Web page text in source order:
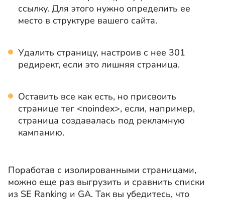
ссылку. Для этого нужно определить ее
место в структуре вашего сайта.
Удалить страницу, настроив с нее 301
редирект, если это лишняя страница.
Оставить все как есть, но присвоить
странице тег <noindex>, если, например,
страница создавалась под рекламную
кампанию.
Поработав с изолированными страницами,
можно еще раз выгрузить и сравнить списки
из SE Ranking и GA. Так вы убедитесь, что